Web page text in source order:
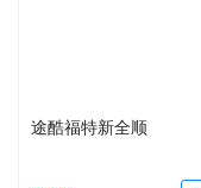
途酷福特新全顺